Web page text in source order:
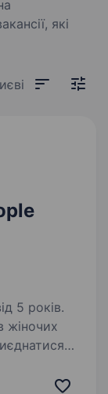
які
5 років.